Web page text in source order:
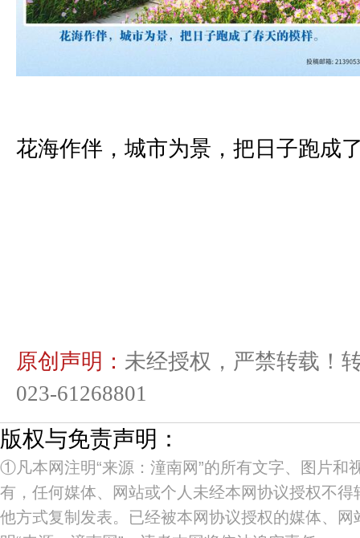
花海作伴，城市为景，把日子跑成
原创声明： 未经授权，严禁转载！
023-61268801
版权与免责声明：
①凡本网注明“来源：潼南网”的所有文字、图片和
有，任何媒体、网站或个人未经本网协议授权不
他方式复制发表。已经被本网协议授权的媒体、